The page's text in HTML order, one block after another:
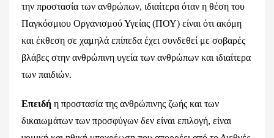
την προστασία των ανθρώπων, ιδιαίτερα όταν η θέση του
Παγκόσμιου Οργανισμού Υγείας (ΠΟΥ) είναι ότι ακόμη
και έκθεση σε χαμηλά επίπεδα έχει συνδεθεί με σοβαρές
βλάβες στην ανθρώπινη υγεία των ανθρώπων και ιδιαίτερα
των παιδιών.
Επειδή η προστασία της ανθρώπινης ζωής και των
δικαιωμάτων των προσφύγων δεν είναι επιλογή, είναι